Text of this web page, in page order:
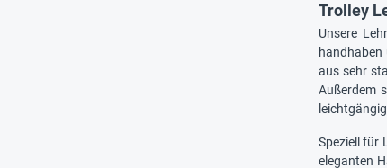
Trolley
Unsere
handhaben
aus sehr
Außerdem
Speziell für
eleganten